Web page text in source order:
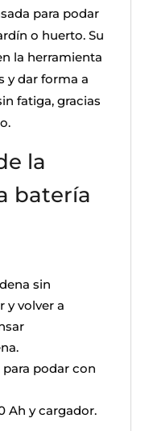
para podar
o huerto. Su
la herramienta
y dar forma a
fatiga, gracias
la
batería
sin
y volver a
podar con
Ah y cargador.